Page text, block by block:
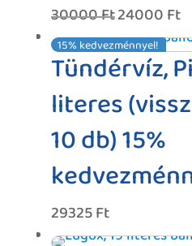
30000FtOriginal
price
was:
30000 Ft.
24000Ft
is:
15% kedvezménnyel!
Tündérvíz,
literes
10 db) 15%
29325Ft